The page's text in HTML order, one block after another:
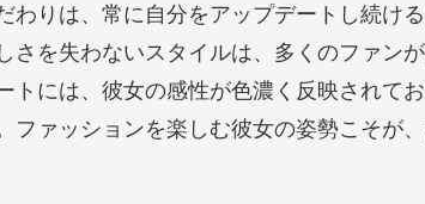
りは、常に自分をアップデートし続ける
さを失わないスタイルは、多くのファン
トには、彼女の感性が色濃く反映されて
ファッションを楽しむ彼女の姿勢こそが